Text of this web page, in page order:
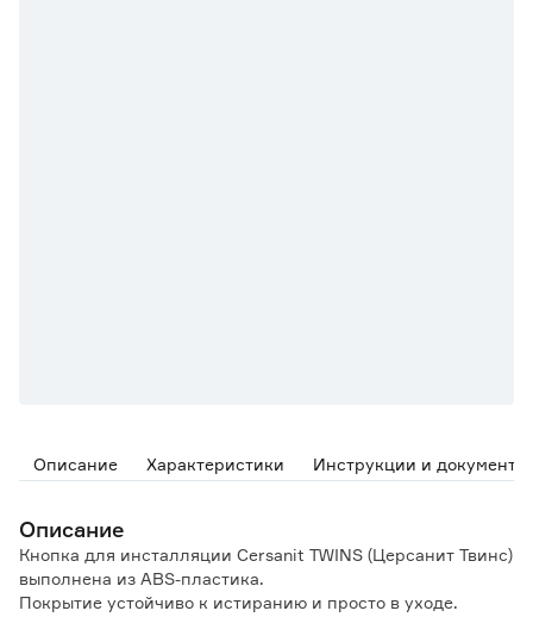
Описание Характеристики Инструкции и документы
Описание
Кнопка для инсталляции Cersanit TWINS (Церсанит Твинс)
выполнена из ABS-пластика.
Покрытие устойчиво к истиранию и просто в уходе.